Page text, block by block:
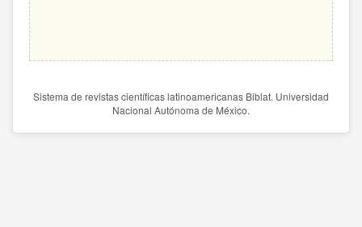
Sistema de revistas científicas latinoamericanas Biblat. Universidad
Nacional Autónoma de México.